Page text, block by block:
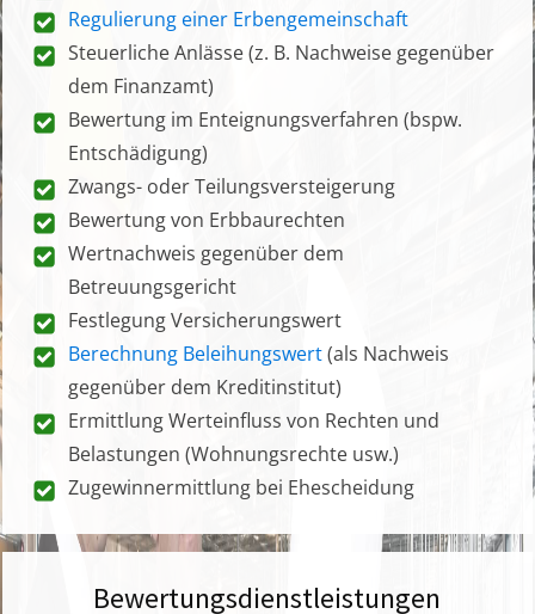
Regulierung einer Erbengemeinschaft
Steuerliche Anlässe (z. B. Nachweise gegenüber
dem Finanzamt)
Bewertung im Enteignungsverfahren (bspw.
Entschädigung)
Zwangs- oder Teilungsversteigerung
Bewertung von Erbbaurechten
Wertnachweis gegenüber dem
Betreuungsgericht
Festlegung Versicherungswert
Berechnung Beleihungswert(als Nachweis
gegenüber dem Kreditinstitut)
Ermittlung Werteinfluss von Rechten und
Belastungen (Wohnungsrechte usw.)
Zugewinnermittlung bei Ehescheidung
Bewertungsdienstleistungen